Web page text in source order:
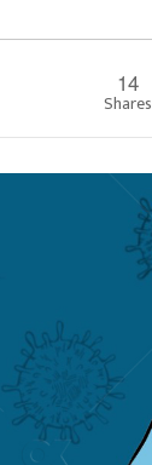
14
Shares